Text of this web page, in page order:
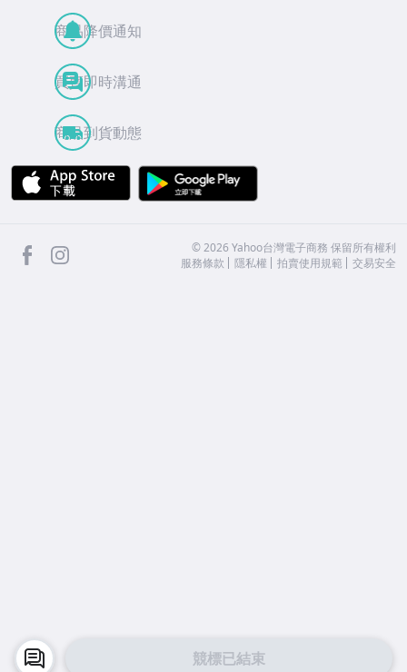
競標已結束
商品降價通知
買賣即時溝通
商品到貨動態
APP Store
facebook ©2026 Yahoo台灣電子商務 保留所有權利
服務條款
隱私權 拍賣使用規範 交易安全